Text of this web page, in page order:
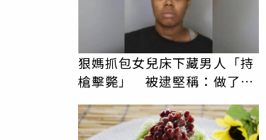
狠媽抓包女兒床下藏男人「持
槍擊斃」 被逮堅稱：做了該